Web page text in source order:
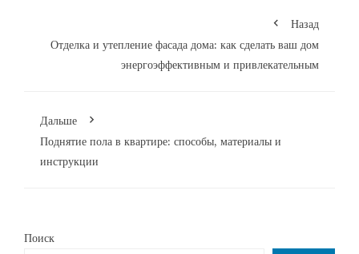
Назад
Отделка и утепление фасада дома: как сделать ваш дом
энергоэффективным и привлекательным
Дальше
Поднятие пола в квартире: способы, материалы и
инструкции
Поиск